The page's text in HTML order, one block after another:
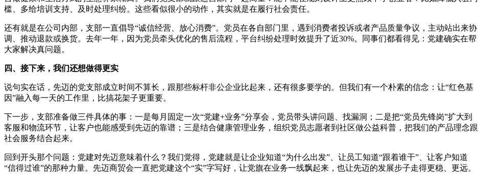
槛、多给培训支持、及时处理纠纷。这些看似很小的动作，其实就是在履行社会责任。
还有就是在公司内部，支部一直倡导“诚信经营、放心消费”。党员在各自部门里，遇到消费者投诉或者产品质量争议，主动站出来协
调、推动退款或换货。去年一年，因为党员牵头优化的售后流程，平台纠纷处理时效提升了近30%。同事们都看得见：党建确实在帮
大家解决真问题。
四、接下来，我们还想做得更实
说句实在话，先迈的党支部成立时间不算长，跟那些标杆非公企业比起来，还有很多要学的。但我们有一个朴素的信念：让“红色基
因”融入每一天的工作里，比搞花架子更重要。
下一步，支部准备做三件具体的事：一是每月固定一次“党建+业务”分享会，党员带头讲问题、找漏洞；二是把“党员先锋岗”扩大到
客服和物流环节，让客户也能感受到先迈的靠谱；三是结合健康管理业务，组织党员志愿者到社区做公益科普，把我们的产品理念跟
社会服务结合起来。
回到开头那个问题：党建对先迈意味着什么？我们觉得，党建就是让企业知道“为什么出发”、让员工知道“跟着谁干”、让客户知道
“信得过谁”的那种力量。先迈商贸会一直把党建这个“实”字写好，让党旗在业务一线飘起来，也让先迈的发展步子走得更稳、更远。